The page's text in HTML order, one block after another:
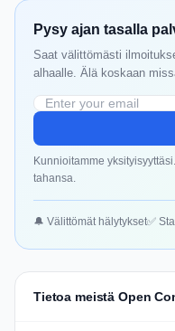
Pysy ajan tasalla
Saat välittömästi
alhaalle. Älä koskaan
Kunnioitamme
tahansa.
🔔 Välittömät hälytykset✅
Tietoa meistä Open